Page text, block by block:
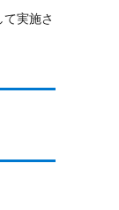
実施さ